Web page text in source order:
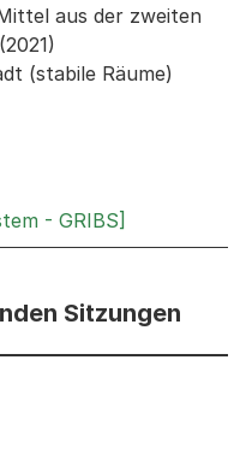
aus der zweiten
(stabile Räume)
- GRIBS]
Sitzungen
Informationen